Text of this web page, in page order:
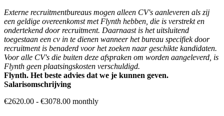
Externe recruitmentbureaus mogen alleen CV's aanleveren als zij
een geldige overeenkomst met Flynth hebben, die is verstrekt en
ondertekend door recruitment. Daarnaast is het uitsluitend
toegestaan een cv in te dienen wanneer het bureau specifiek door
recruitment is benaderd voor het zoeken naar geschikte kandidaten.
Voor alle CV's die buiten deze afspraken om worden aangeleverd, is
Flynth geen plaatsingskosten verschuldigd.
Flynth. Het beste advies dat we je kunnen geven.
Salarisomschrijving
€2620.00 - €3078.00 monthly